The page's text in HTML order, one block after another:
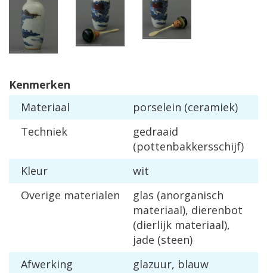
Kenmerken
Materiaal
porselein (ceramiek)
Techniek
gedraaid
(pottenbakkersschijf)
Kleur
wit
Overige materialen
glas (anorganisch
materiaal), dierenbot
(dierlijk materiaal),
jade (steen)
Afwerking
glazuur, blauw